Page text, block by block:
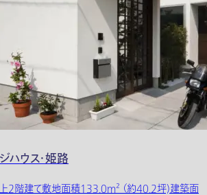
ハウス・姫路
2階建て敷地面積133.0m² （約40.2坪)建築面